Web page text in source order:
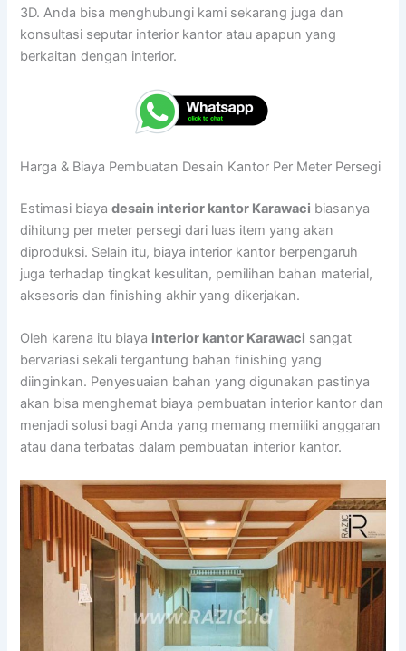
3D. Anda bisa menghubungi kami sekarang juga dan
konsultasi seputar interior kantor atau apapun yang
berkaitan dengan interior.
Harga & Biaya Pembuatan Desain Kantor Per Meter Persegi
Estimasi biayadesain interior kantor Karawaci biasanya
dihitung per meter persegi dari luas item yang akan
diproduksi. Selain itu, biaya interior kantor berpengaruh
juga terhadap tingkat kesulitan, pemilihan bahan material,
aksesoris dan finishing akhir yang dikerjakan.
Oleh karena itu biaya interior kantor Karawaci sangat
bervariasi sekali tergantung bahan finishing yang
diinginkan. Penyesuaian bahan yang digunakan pastinya
akan bisa menghemat biaya pembuatan interior kantor dan
menjadi solusi bagi Anda yang memang memiliki anggaran
atau dana terbatas dalam pembuatan interior kantor.